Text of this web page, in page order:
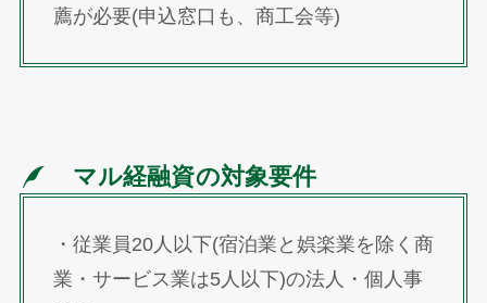
薦が必要(申込窓口も、商工会等)
マル経融資の対象要件
・従業員20人以下(宿泊業と娯楽業を除く商
業・サービス業は5人以下)の法人・個人事